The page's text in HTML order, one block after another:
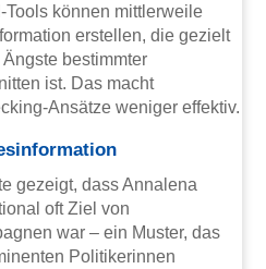
Tools können mittlerweile
erstellen, die gezielt
bestimmter
ist. Das macht
Ansätze weniger effektiv.
gezeigt, dass Annalena
oft Ziel von
war – ein Muster, das
Politikerinnen